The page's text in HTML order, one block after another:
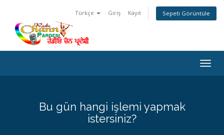
Türkçe Giriş Kayıt Sepeti Görüntüle
Bu gün hangi işlemi yapmak
istersiniz?